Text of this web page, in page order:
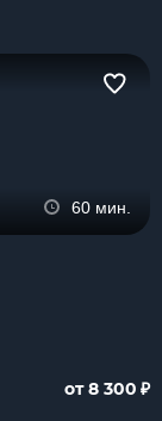
60 мин.
от 8 300 ₽